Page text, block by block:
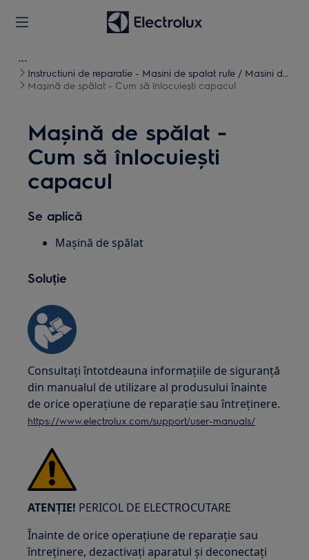
Instructiuni de reparatie - Masini de spalat rufe / Masini de
spalat uscate
Mașină de spălat - Cum să înlocuiești capacul
Mașină de spălat -
Cum să înlocuiești
capacul
Se aplică
Mașină de spălat
Soluție
Consultați întotdeauna informațiile de siguranță
din manualul de utilizare al produsului înainte
de orice operațiune de reparație sau întreținere.
https://www.electrolux.com/support/user-manuals/
ATENȚIE! PERICOL DE ELECTROCUTARE
Înainte de orice operațiune de reparație sau
întreținere, dezactivați aparatul și deconectați